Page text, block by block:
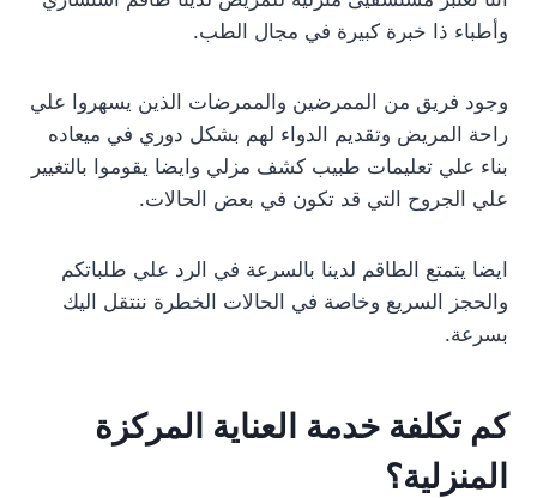
وأطباء ذا خبرة كبيرة في مجال الطب.
وجود فريق من الممرضين والممرضات الذين يسهروا علي
راحة المريض وتقديم الدواء لهم بشكل دوري في ميعاده
بناء علي تعليمات طبيب كشف مزلي وايضا يقوموا بالتغيير
علي الجروح التي قد تكون في بعض الحالات.
ايضا يتمتع الطاقم لدينا بالسرعة في الرد علي طلباتكم
والحجز السريع وخاصة في الحالات الخطرة ننتقل اليك
بسرعة.
كم تكلفة خدمة العناية المركزة
المنزلية؟